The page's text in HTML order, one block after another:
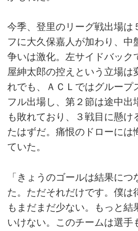
今季、登里のリーグ戦出場は
フに大久保嘉人が加わり、中
争いは激化。左サイドバック
屋紳太郎の控えという立場は
れでも、ＡＣＬではグループ
フル出場し、第２節は途中出
も敗れており、３戦目に懸け
たはずだ。痛恨のドローには
ていた。
「きょうのゴールは結果につ
た。ただそれだけです。僕は
もまだまだ少ない。もっと結
いけない。このチームは選手